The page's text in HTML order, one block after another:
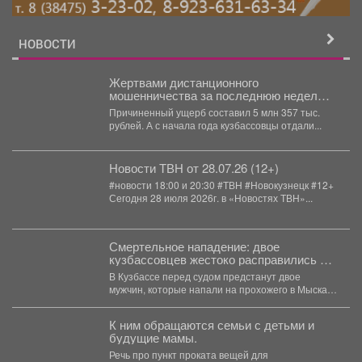
НОВОСТИ
️Жертвами дистанционного
мошенничества за последнюю неделю
стали 32 жителя региона.
Причиненный ущерб составил 5 млн 357 тыс.
рублей. А с начала года кузбассовцы отдали...
Новости ТВН от 28.07.26 (12+)
#новости 18:00 и 20:30 #ТВН #Новокузнецк #12+
Сегодня 28 июля 2026г. в «Новостях ТВН»...
Смертельное нападение: двое
кузбассовцев жестоко расправились с
прохожим
В Кузбассе перед судом предстанут двое
мужчин, которые напали на прохожего в Мысках
К ним обращаются семьи с детьми и
будущие мамы.
Речь про пункт проката вещей для